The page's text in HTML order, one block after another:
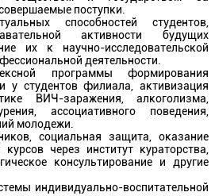
поступки.
способностей студентов,
активности будущих
их к научно-исследовательской
деятельности.
программы формирования
у студентов филиала, активизация
ВИЧ-заражения, алкоголизма,
ассоциативного поведения,
молодежи.
социальная защита, оказание
через институт кураторства,
консультирование и другие
индивидуально-воспитательной